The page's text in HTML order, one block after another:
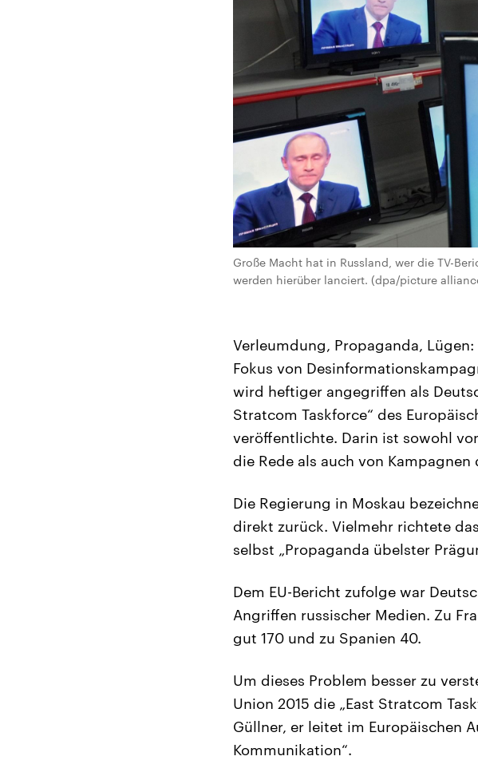
Große Macht hat in Russland, wer die TV-
werden hierüber lanciert. (dpa/picture
Verleumdung, Propaganda,
Fokus von
wird heftiger angegriffen als
Stratcom Taskforce“ des
veröffentlichte. Darin ist sowohl
die Rede als auch von
Die Regierung in Moskau
direkt zurück. Vielmehr richtete
selbst „Propaganda übelster
Dem EU-Bericht zufolge war
Angriffen russischer Medien. Zu
gut 170 und zu Spanien 40.
Um dieses Problem besser zu
Union 2015 die „East Stratcom
Güllner, er leitet im Europäischen
Kommunikation“.